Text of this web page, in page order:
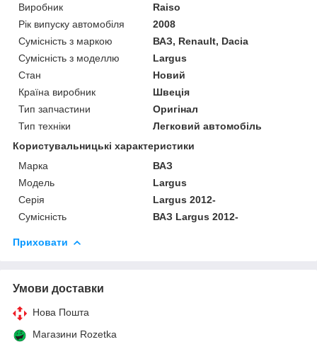
Виробник
Raiso
Рік випуску автомобіля
2008
Сумісність з маркою
ВАЗ, Renault, Dacia
Сумісність з моделлю
Largus
Стан
Новий
Країна виробник
Швеція
Тип запчастини
Оригінал
Тип техніки
Легковий автомобіль
Користувальницькі характеристики
Марка
ВАЗ
Мoдель
Largus
Серія
Largus 2012-
Сумісність
ВАЗ Largus 2012-
Приховати
Умови доставки
Нова Пошта
Магазини Rozetka